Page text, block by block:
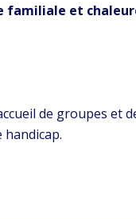
familiale et
de groupes et
.